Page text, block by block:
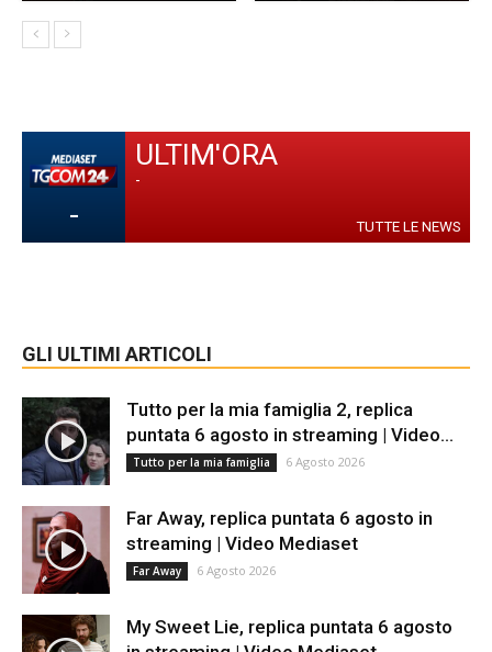
-
ULTIM'ORA
-
TUTTE LE NEWS
GLI ULTIMI ARTICOLI
Tutto per la mia famiglia 2, replica
puntata 6 agosto in streaming | Video...
Tutto per la mia famiglia 6 Agosto 2026
Far Away, replica puntata 6 agosto in
streaming | Video Mediaset
Far Away 6 Agosto 2026
My Sweet Lie, replica puntata 6 agosto